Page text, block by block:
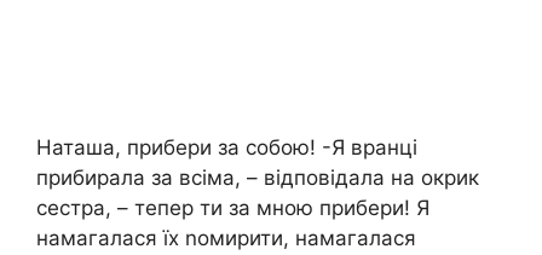
Наташа, прибери за собою! -Я вранці
прибирала за всіма, – відповідала на окрик
сестра, – тепер ти за мною прибери! Я
намагалася їх nомирити, намагалася